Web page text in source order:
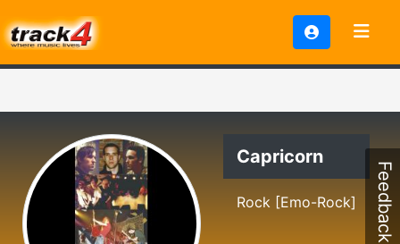
Capricorn
Rock [Emo-Rock] Feedback